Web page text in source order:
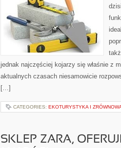
jednak najczęściej kojarzy się właśnie z
aktualnych czasach niesamowicie
[…]
CATEGORIES: EKOTURYSTYKA I
SKLEP ZARA,